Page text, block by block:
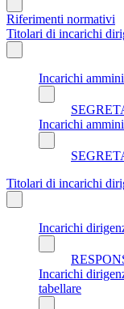
Riferimenti normativi
Titolari di incarichi
Incarichi
Incarichi
Titolari di incarichi
Incarichi
Incarichi
tabellare